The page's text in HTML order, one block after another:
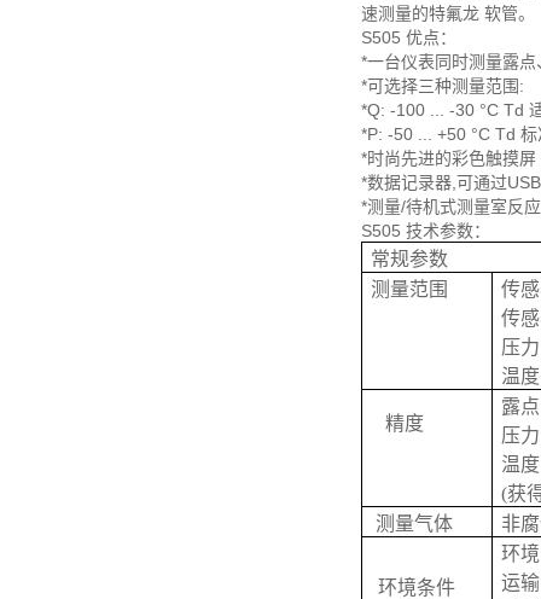
速测量的特氟龙 软管。
S505 优点：
*一台仪表同时测量露
*可选择三种测量范围:
*Q: -100 ... -30 °C Td
*P: -50 ... +50 °C Td
*时尚先进的彩色触摸屏
*数据记录器,可通过
*测量/待机式测量室反
S505 技术参数：
常规参数
测量范围
传
传
压
温
精度
露
压
温
(获
测量气体
非
环境条件
环
运